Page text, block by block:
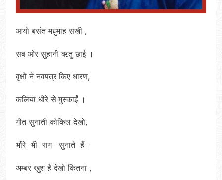
आयो बसंत मधुमाह सखी ,
सब ओर सुहानी ऋतु छाई ।
वृक्षों ने नवपत्र किए धारण,
कलियां धीरे से मुस्काईं ।
गीत सुनाती कोकिल देखो,
भौंरे भी राग सुनाते हैं ।
अम्बर खुश है देखो कितना ,